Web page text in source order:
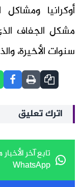
أوكرانيا
مشكل الجفاف
سنوات الأخيرة،
اترك تعليق
WhatsApp